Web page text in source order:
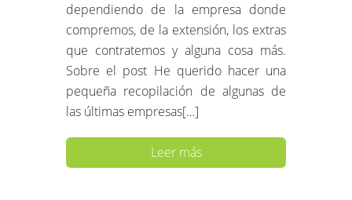
dependiendo de la empresa donde
compremos, de la extensión, los extras
que contratemos y alguna cosa más.
Sobre el post He querido hacer una
pequeña recopilación de algunas de
las últimas empresas[…]
Leer más